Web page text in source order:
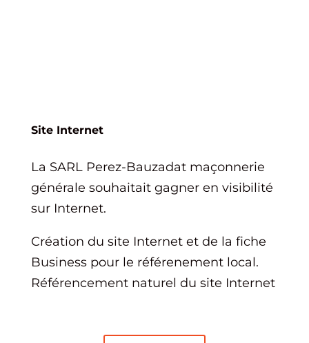
Site Internet
La SARL Perez-Bauzadat maçonnerie
générale souhaitait gagner en visibilité
sur Internet.
Création du site Internet et de la fiche
Business pour le référenement local.
Référencement naturel du site Internet